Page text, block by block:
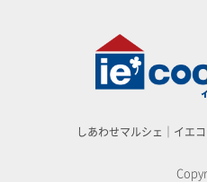
しあわせマルシェ｜イエ